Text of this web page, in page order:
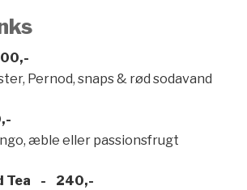
Pernod, snaps & rød sodavand
æble eller passionsfrugt
Tea - 240,-